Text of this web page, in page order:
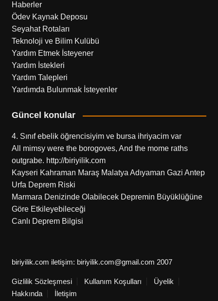
Haberler
Ödev Kaynak Deposu
Seyahat Rotaları
Teknoloji ve Bilim Kulübü
Yardım Etmek İsteyener
Yardım İstekleri
Yardım Talepleri
Yardımda Bulunmak İsteyenler
Güncel konular
4. Sınıf ebelik öğrencisiyim ve bursa ihriyacim var
All mimsy were the borogoves, And the mome raths
outgrabe. http://biriyilik.com
Kayseri Kahraman Maraş Malatya Adıyaman Gazi Antep
Urfa Deprem Riski
Marmara Denizinde Olabilecek Depremin Büyüklüğüne
Göre Etkileyebileceği
Canlı Deprem Bilgisi
biriyilik.com iletişim: biriyilik.com@gmail.com 2007
Gizlilik Sözleşmesi Kullanım Koşulları
Üyelik
Hakkında
İletişim